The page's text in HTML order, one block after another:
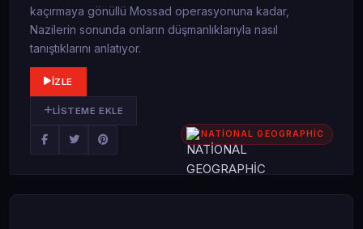
kaçırmaya gönüllü Mossad operasyonuna kadar,
Nazilerin sonunda onların düşmanlıklarıyla nasıl
tanıştıklarını anlatıyor.
İZLE
LISTEME EKLE
NATİONAL GEOGRAPHİC